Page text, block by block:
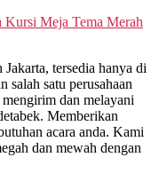
Kursi Meja Tema Merah
tersedia hanya di
salah satu perusahaan
dan melayani
Memberikan
acara anda. Kami
dan mewah dengan